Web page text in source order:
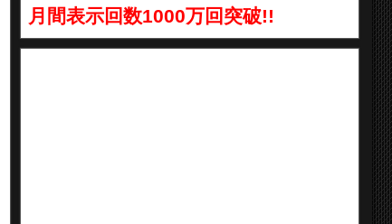
月間表示回数1000万回突破!!